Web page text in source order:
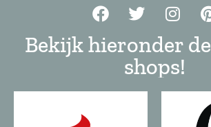
Bekijk hieronder
shops!